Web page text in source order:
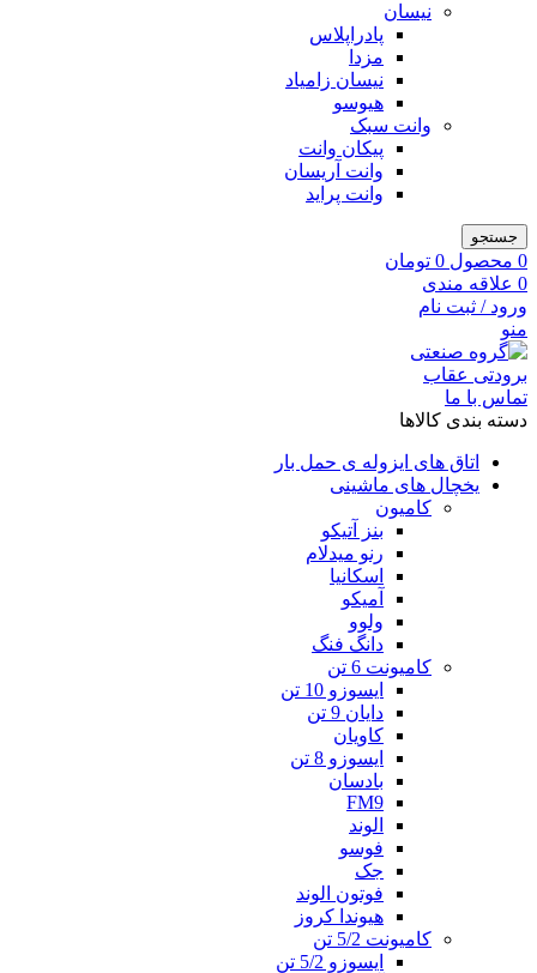
نیسان
پادراپلاس
مزدا
نیسان زامیاد
هیوسو
وانت سبک
پیکان وانت
وانت آریسان
وانت پراید
جستجو
0 محصول 0 تومان
0 علاقه مندی
ورود / ثبت نام
منو
تماس با ما
دسته بندی کالاها
اتاق های ایزوله ی حمل بار
یخچال های ماشینی
کامیون
بنز آتیکو
رنو میدلام
اسکانیا
آمیکو
ولوو
دانگ فنگ
کامیونت 6 تن
ایسوزو 10 تن
دایان 9 تن
کاویان
ایسوزو 8 تن
بادسان
FM9
الوند
فوسو
جک
فوتون الوند
هیوندا کروز
کامیونت 5/2 تن
ایسوزو 5/2 تن